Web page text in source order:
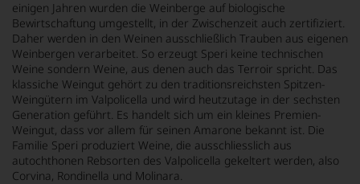
einigen Jahren wurden die Weinberge auf biologische
Bewirtschaftung umgestellt, in der Zwischenzeit auch zertifiziert.
Daher werden in den Weinen ausschließlich Trauben aus eigenen
Weinbergen verarbeitet. So erzeugt Speri keine technischen
Weine sondern Weine, aus denen auch das Terroir spricht. Das
klassiche Weingut gehört zu den traditionsreichsten Spitzen-
Weingütern im Valpolicella und wird heutzutage in der sechsten
Generation geführt. Es handelt sich um ein kleines Premien-
Weingut, dass vor allem für seinen Amarone bekannt ist. Die
Familie Speri produziert Weine, die ausschliesslich aus
autochthonen Rebsorten des Valpolicella gekeltert werden, also
Corvina, Rondinella und Molinara.